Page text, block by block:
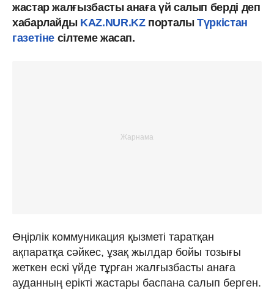
жастар жалғызбасты анаға үй салып берді деп
хабарлайдыKAZ.NUR.KZпорталыТүркістан
газетіне сілтеме жасап.
Өңірлік коммуникация қызметі таратқан
ақпаратқа сәйкес, ұзақ жылдар бойы тозығы
жеткен ескі үйде тұрған жалғызбасты анаға
ауданның ерікті жастары баспана салып берген.